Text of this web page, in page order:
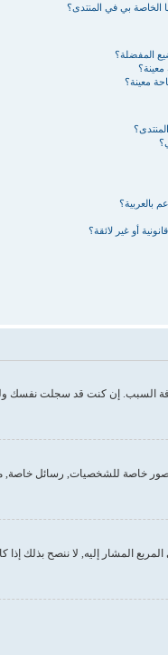
الخاصة بي في المنتدى؟
المفضلة؟
معينة؟
بالعربية؟
أو غير لائقة؟
السبب. إن كنت قد سجلت نفسك
خاصة للشخصيات, رسائل خاصة,
المشار إليه, لا ننصح بذلك إذا